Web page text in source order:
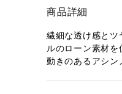
商品詳細
繊細な透け感とツ
ルのローン素材を
動きのあるアシン